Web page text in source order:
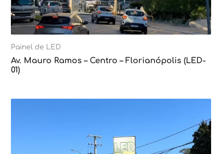
Painel de LED
Av. Mauro Ramos – Centro – Florianópolis (LED-
01)